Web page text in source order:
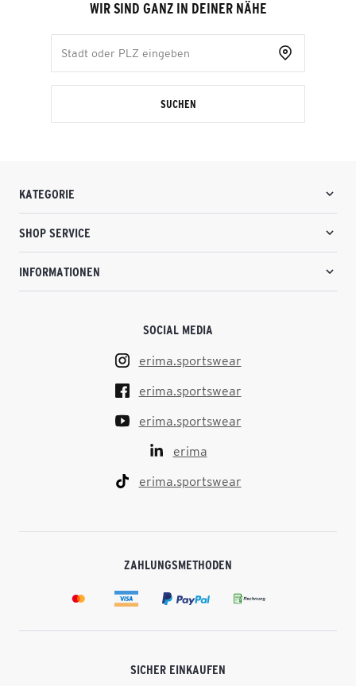
WIR SIND GANZ IN DEINER NÄHE
SUCHEN
KATEGORIE
SHOP SERVICE
INFORMATIONEN
SOCIAL MEDIA
erima.sportswear
erima.sportswear
erima.sportswear
erima
erima.sportswear
ZAHLUNGSMETHODEN
SICHER EINKAUFEN